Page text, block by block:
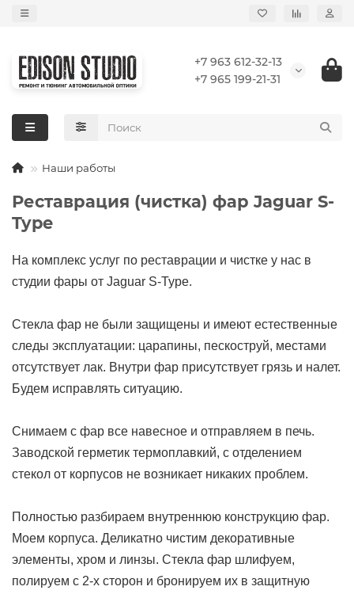
+7 963 612-32-13
+7 965 199-21-31
Наши работы
Реставрация (чистка) фар Jaguar S-
Type
На комплекс услуг по реставрации и чистке у нас в
студии фары от Jaguar S-Type.
Стекла фар не были защищены и имеют естественные
следы эксплуатации: царапины, пескоструй, местами
отсутствует лак. Внутри фар присутствует грязь и налет.
Будем исправлять ситуацию.
Снимаем с фар все навесное и отправляем в печь.
Заводской герметик термоплавкий, с отделением
стекол от корпусов не возникает никаких проблем.
Полностью разбираем внутреннюю конструкцию фар.
Моем корпуса. Деликатно чистим декоративные
элементы, хром и линзы. Стекла фар шлифуем,
полируем с 2-х сторон и бронируем их в защитную